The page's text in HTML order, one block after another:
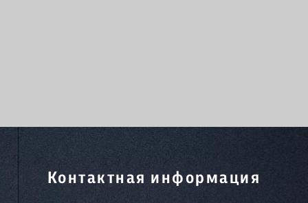
Контактная информация